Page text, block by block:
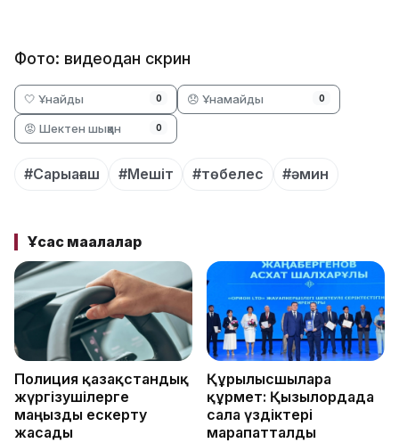
Фото: видеодан скрин
🤍 Ұнайды 0 😞 Ұнамайды 0
😡 Шектен шыққан 0
#Сарыағаш #Мешіт #төбелес #әмин
Ұқсас мақалалар
Полиция қазақстандық
жүргізушілерге
маңызды ескерту
жасады
Құрылысшыларға
құрмет: Қызылордада
сала үздіктері
марапатталды